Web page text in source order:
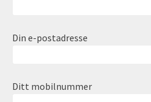
Din e-postadresse
Ditt mobilnummer